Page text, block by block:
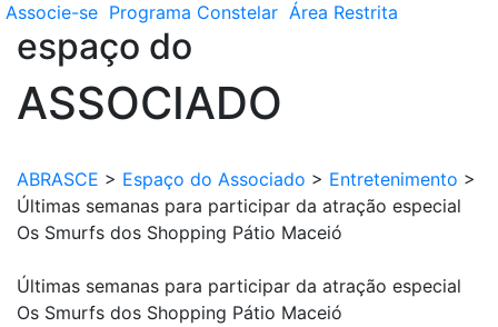
Associe-se Programa Constelar Área Restrita
espaço do
ASSOCIADO
ABRASCE > Espaço do Associado > Entretenimento >
Últimas semanas para participar da atração especial
Os Smurfs dos Shopping Pátio Maceió
Últimas semanas para participar da atração especial
Os Smurfs dos Shopping Pátio Maceió